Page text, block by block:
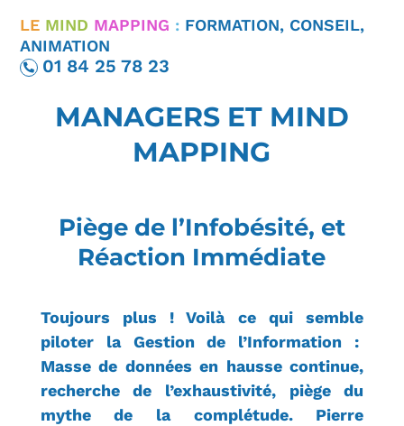
LE MIND MAPPING : FORMATION, CONSEIL,
ANIMATION
01 84 25 78 23
DIRIGEANTS –
MANAGERS ET MIND
MAPPING
Piège de l’Infobésité, et
Réaction Immédiate
Toujours plus ! Voilà ce qui semble
piloter la Gestion de l’Information :
Masse de données en hausse continue,
recherche de l’exhaustivité, piège du
mythe de la complétude. Pierre